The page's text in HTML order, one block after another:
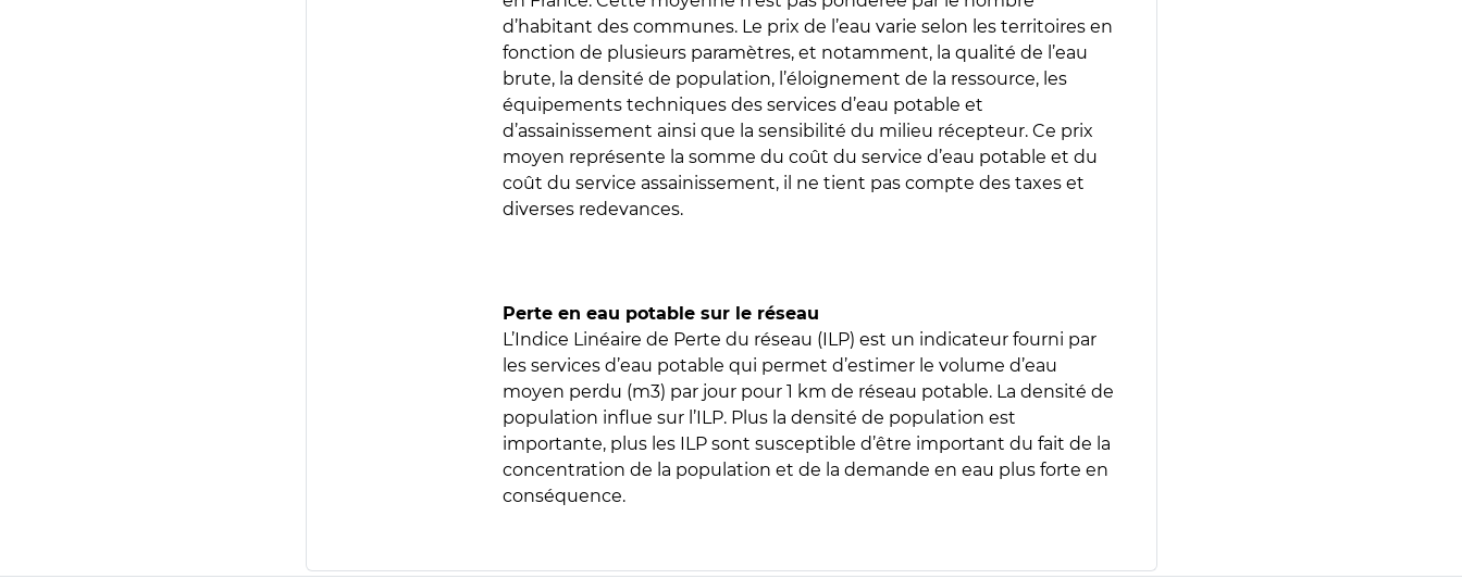
d’habitant des communes. Le prix de l’eau varie selon les territoires en
fonction de plusieurs paramètres, et notamment, la qualité de l’eau
brute, la densité de population, l’éloignement de la ressource, les
équipements techniques des services d’eau potable et
d’assainissement ainsi que la sensibilité du milieu récepteur. Ce prix
moyen représente la somme du coût du service d’eau potable et du
coût du service assainissement, il ne tient pas compte des taxes et
diverses redevances.
Perte en eau potable sur le réseau
L’Indice Linéaire de Perte du réseau (ILP) est un indicateur fourni par
les services d’eau potable qui permet d’estimer le volume d’eau
moyen perdu (m3) par jour pour 1 km de réseau potable. La densité de
population influe sur l’ILP. Plus la densité de population est
importante, plus les ILP sont susceptible d’être important du fait de la
concentration de la population et de la demande en eau plus forte en
conséquence.